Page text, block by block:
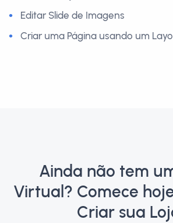
Editar Slide de Imagens
Criar uma Página usando um
Ainda não tem
Virtual? Comece
Criar sua